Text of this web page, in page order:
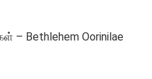
– Bethlehem Oorinilae